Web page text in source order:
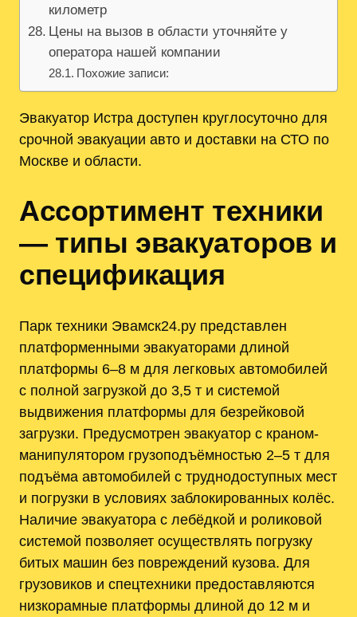
километр
Цены на вызов в области уточняйте у
оператора нашей компании
Похожие записи:
Эвакуатор Истра доступен круглосуточно для
срочной эвакуации авто и доставки на СТО по
Москве и области.
Ассортимент техники
— типы эвакуаторов и
спецификация
Парк техники Эвамск24.ру представлен
платформенными эвакуаторами длиной
платформы 6–8 м для легковых автомобилей
с полной загрузкой до 3,5 т и системой
выдвижения платформы для безрейковой
загрузки. Предусмотрен эвакуатор с краном-
манипулятором грузоподъёмностью 2–5 т для
подъёма автомобилей с труднодоступных мест
и погрузки в условиях заблокированных колёс.
Наличие эвакуатора с лебёдкой и роликовой
системой позволяет осуществлять погрузку
битых машин без повреждений кузова. Для
грузовиков и спецтехники предоставляются
низкорамные платформы длиной до 12 м и